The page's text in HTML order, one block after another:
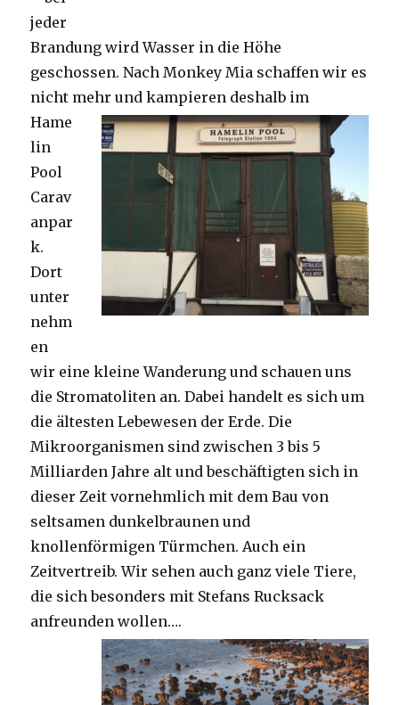
jeder
Brandung wird Wasser in die Höhe
geschossen. Nach Monkey Mia schaffen wir es
nicht mehr und kampieren deshalb im
Hame
lin
Pool
Carav
anpar
k.
Dort
unter
nehm
en
wir eine kleine Wanderung und schauen uns
die Stromatoliten an. Dabei handelt es sich um
die ältesten Lebewesen der Erde. Die
Mikroorganismen sind zwischen 3 bis 5
Milliarden Jahre alt und beschäftigten sich in
dieser Zeit vornehmlich mit dem Bau von
seltsamen dunkelbraunen und
knollenförmigen Türmchen. Auch ein
Zeitvertreib. Wir sehen auch ganz viele Tiere,
die sich besonders mit Stefans Rucksack
anfreunden wollen….